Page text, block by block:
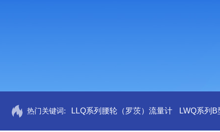
热门关键词: LLQ系列腰轮（罗茨）流量计 LWQ系列